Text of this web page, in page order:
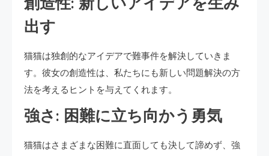
出す
猫猫は独創的なアイデアで難事件を解決していきま
す。彼女の創造性は、私たちにも新しい問題解決の方
法を考えるヒントを与えてくれます。
強さ: 困難に立ち向かう勇気
猫猫はさまざまな困難に直面しても決して諦めず、強